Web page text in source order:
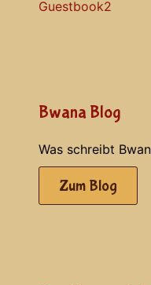
Bwana Blog
Was schreibt
Zum Blog